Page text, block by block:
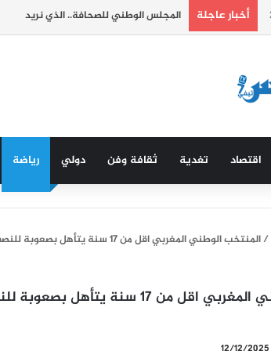
أخبار عاجلة المجلس الوطني للصحافة.. الذي نريد
اقتصاد تغدية ثقافة وفن دولي رياضة
/المنتخب الوطني المغربي اقل من 17 سنة يتأهل بصعوبة للنصف النهائي أمام منتخب الكاميرون
المنتخب الوطني المغربي اقل من 17